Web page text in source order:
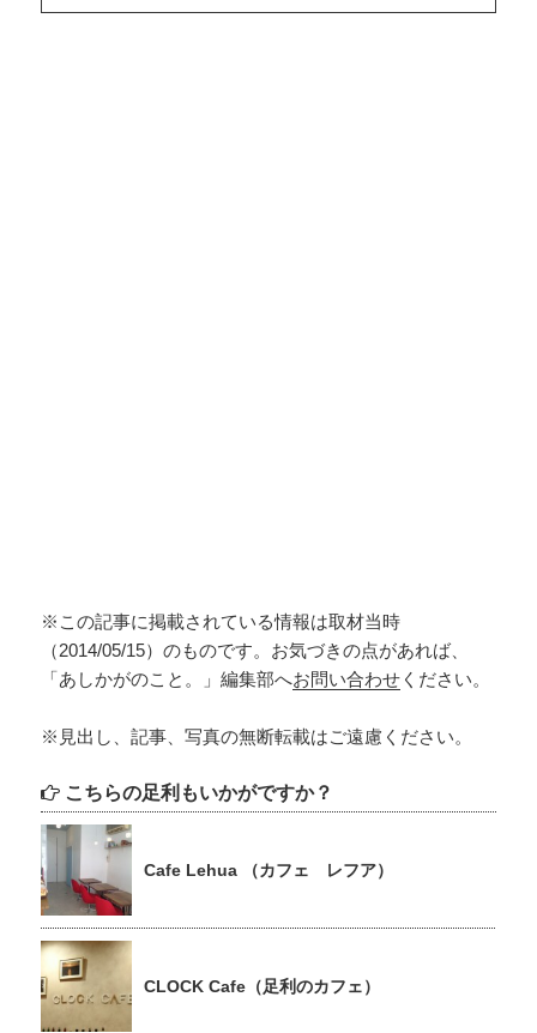
※この記事に掲載されている情報は取材当時
（2014/05/15）のものです。お気づきの点があれば、
「あしかがのこと。」編集部へお問い合わせ ください。
※見出し、記事、写真の無断転載はご遠慮ください。
こちらの足利もいかがですか？
Cafe Lehua （カフェ レフア）
CLOCK Cafe（足利のカフェ）